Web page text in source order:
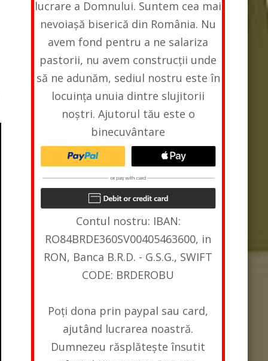
lucrare a Domnului. Suntem cea mai
nevoiașă biserică din România. Nu
avem fond pentru a ne salariza
pastorii, nu avem construcții unde
să ne adunăm, sediul nostru este în
locuința unuia dintre slujitorii
noștri. Ajutorul tău este o
binecuvântare
Contul nostru: IBAN:
RO84BRDE360SV00405463600, in
RON, Banca B.R.D. - G.S.G., SWIFT
CODE: BRDEROBU
Poți dona prin paypal sau card,
ajutând lucrarea noastră.
Dumnezeu răsplătește însutit